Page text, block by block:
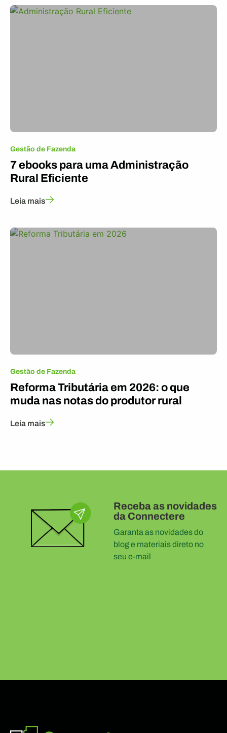
Gestão de Fazenda
7 ebooks para uma Administração
Rural Eficiente
Leia mais
Gestão de Fazenda
Reforma Tributária em 2026: o que
muda nas notas do produtor rural
Leia mais
Receba as novidades
da Connectere
Garanta as novidades do
blog e materiais direto no
seu e-mail